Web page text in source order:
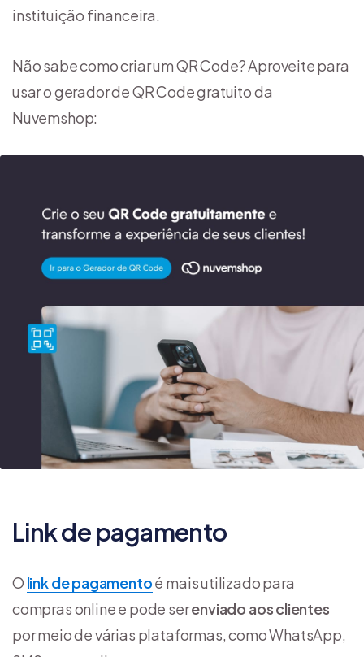
instituição financeira.
Não sabe como criar um QR Code? Aproveite para
usar o gerador de QR Code gratuito da
Nuvemshop:
Link de pagamento
O link de pagamentoé mais utilizado para
compras online e pode serenviado aos clientes
por meio de várias plataformas, como WhatsApp,